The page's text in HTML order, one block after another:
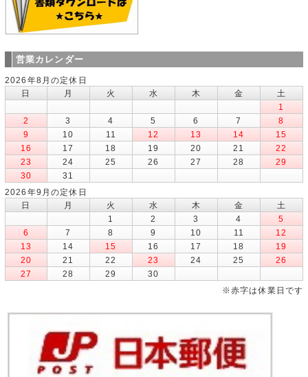
営業カレンダー
2026年8月の定休日
日
月 火 水 木 金
土
1
2
3 4 5 6 7
8
9
10 11 12 13 14
15
16
17 18 19 20 21
22
23
24 25 26 27 28
29
30
31
2026年9月の定休日
日
月 火 水 木 金
土
1
2 3 4
5
6
7 8 9 10 11
12
13
14 15 16 17 18
19
20
21 22 23 24 25
26
27
28 29
30
※赤字は休業日です